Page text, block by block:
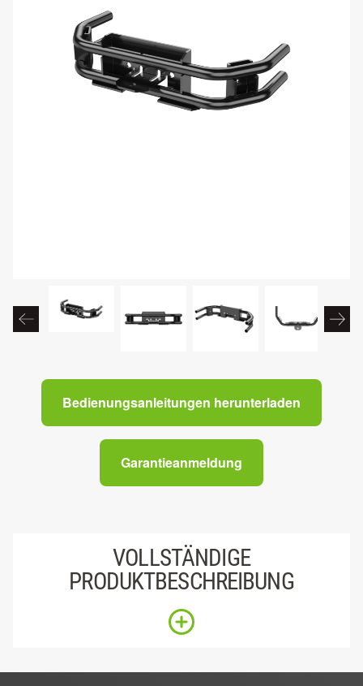
Bedienungsanleitungen herunterladen
Garantieanmeldung
VOLLSTÄNDIGE
PRODUKTBESCHREIBUNG